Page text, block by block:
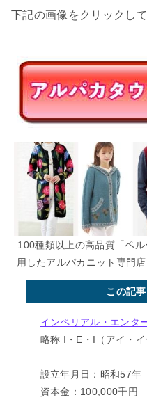
下記の画像をクリックし
100種類以上の高品質「ペ
用したアルパカニット専門
この記
インペリアル・エンタ
略称 I・E・I（アイ・イ
設立年月日：昭和57年
資本金：100,000千円